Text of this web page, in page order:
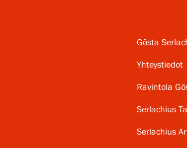
Gösta
Yhteystiedot
Ravintola
Serlachius
Serlachius